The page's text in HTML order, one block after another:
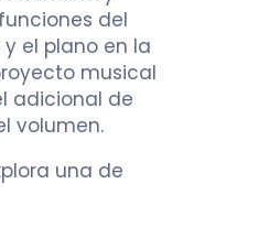
del
el plano en la
musical
adicional de
volumen.
una de